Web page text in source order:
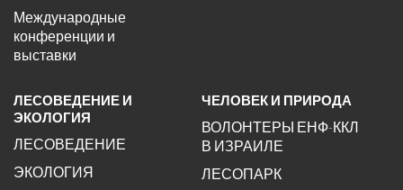
Международные
конференции и
выставки
ЛЕСОВЕДЕНИЕ И
ЭКОЛОГИЯ
ЛЕСОВЕДЕНИЕ
ЭКОЛОГИЯ
ЧЕЛОВЕК И ПРИРОДА
ВОЛОНТЕРЫ ЕНФ-ККЛ
В ИЗРАИЛЕ
ЛЕСОПАРК